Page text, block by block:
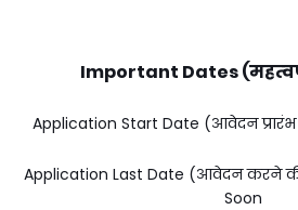
Important Dates
Application Start Date (आवेदन प्रारंभ
Application Last Date (आवेदन करने
Soon